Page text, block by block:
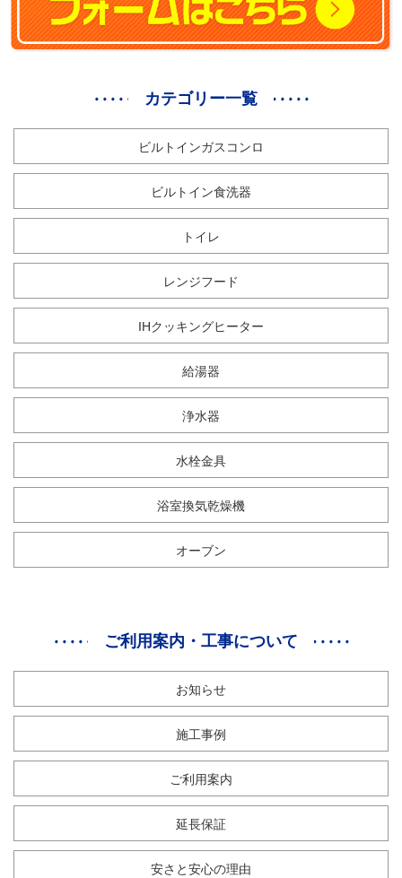
カテゴリー一覧
ビルトインガスコンロ
ビルトイン食洗器
トイレ
レンジフード
IHクッキングヒーター
給湯器
浄水器
水栓金具
浴室換気乾燥機
オーブン
ご利用案内・工事について
お知らせ
施工事例
ご利用案内
延長保証
安さと安心の理由